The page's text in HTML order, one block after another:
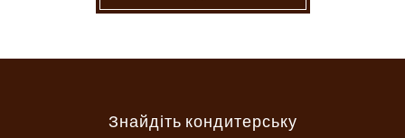
Знайдіть кондитерську